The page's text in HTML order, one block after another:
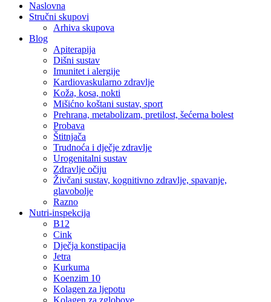
Naslovna
Stručni skupovi
Arhiva skupova
Blog
Apiterapija
Dišni sustav
Imunitet i alergije
Kardiovaskularno zdravlje
Koža, kosa, nokti
Mišićno koštani sustav, sport
Prehrana, metabolizam, pretilost, šećerna bolest
Probava
Štitnjača
Trudnoća i dječje zdravlje
Urogenitalni sustav
Zdravlje očiju
Živčani sustav, kognitivno zdravlje, spavanje,
glavobolje
Razno
Nutri-inspekcija
B12
Cink
Dječja konstipacija
Jetra
Kurkuma
Koenzim 10
Kolagen za ljepotu
Kolagen za zglobove